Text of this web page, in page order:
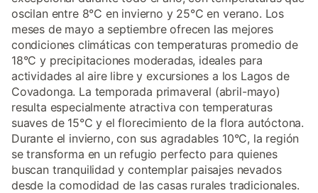
oscilan entre 8°C en invierno y 25°C en verano. Los
meses de mayo a septiembre ofrecen las mejores
condiciones climáticas con temperaturas promedio de
18°C y precipitaciones moderadas, ideales para
actividades al aire libre y excursiones a los Lagos de
Covadonga. La temporada primaveral (abril-mayo)
resulta especialmente atractiva con temperaturas
suaves de 15°C y el florecimiento de la flora autóctona.
Durante el invierno, con sus agradables 10°C, la región
se transforma en un refugio perfecto para quienes
buscan tranquilidad y contemplar paisajes nevados
desde la comodidad de las casas rurales tradicionales.